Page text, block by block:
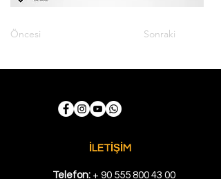
Öncesi Sonraki
İLETİŞİM
Telefon: + 90 555 800 43 00